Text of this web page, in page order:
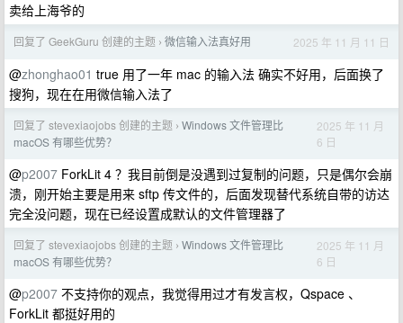
卖给上海爷的
回复了 GeekGuru 创建的主题 › 微信输入法真好用 2025 年 11 月 11 日
@zhonghao01 true 用了一年 mac 的输入法 确实不好用，后面换了
搜狗，现在在用微信输入法了
回复了 stevexiaojobs 创建的主题 › Windows 文件管理比
macOS 有哪些优势？
2025 年 11 月
6 日
@p2007 ForkLit 4 ？我目前倒是没遇到过复制的问题，只是偶尔会崩
溃，刚开始主要是用来 sftp 传文件的，后面发现替代系统自带的访达
完全没问题，现在已经设置成默认的文件管理器了
回复了 stevexiaojobs 创建的主题 › Windows 文件管理比
macOS 有哪些优势？
2025 年 11 月
6 日
@p2007 不支持你的观点，我觉得用过才有发言权，Qspace 、
ForkLit 都挺好用的